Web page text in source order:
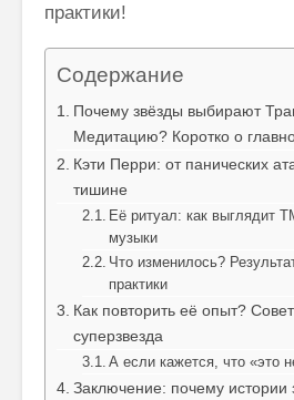
практики!
Содержание
Почему звёзды выбирают
Медитацию? Коротко о
Кэти Перри: от панических
тишине
Её ритуал: как выглядит
музыки
Что изменилось?
практики
Как повторить её опыт?
суперзвезда
А если кажется, что «это
Заключение: почему истории
Как говорить
моменту и
Махариши
Махеш Йоги:
“Неправильное
толкование
Упанишад,